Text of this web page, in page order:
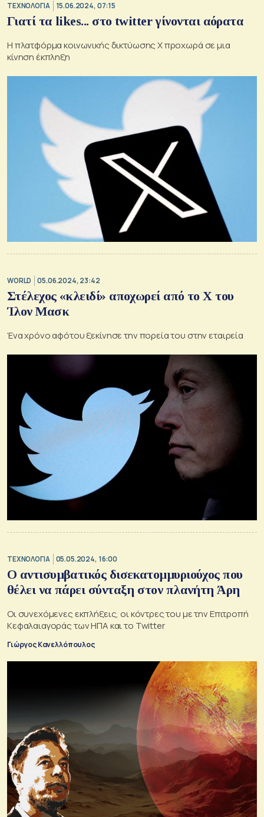
ΤΕΧΝΟΛΟΓΙΑ 15.06.2024, 07:15
Γιατί τα likes... στο twitter γίνονται αόρατα
Η πλατφόρμα κοινωνικής δικτύωσης Χ προχωρά σε μια
κίνηση έκπληξη
WORLD 05.06.2024, 23:42
Στέλεχος «κλειδί» αποχωρεί από το X του
Ίλον Μασκ
Ένα χρόνο αφότου ξεκίνησε την πορεία του στην εταιρεία
ΤΕΧΝΟΛΟΓΙΑ 05.05.2024, 16:00
Ο αντισυμβατικός δισεκατομμυριούχος που
θέλει να πάρει σύνταξη στον πλανήτη Άρη
Οι συνεχόμενες εκπλήξεις, οι κόντρες του με την Επιτροπή
Κεφαλαιαγοράς των ΗΠΑ και το Twitter
Γιώργος Κανελλόπουλος